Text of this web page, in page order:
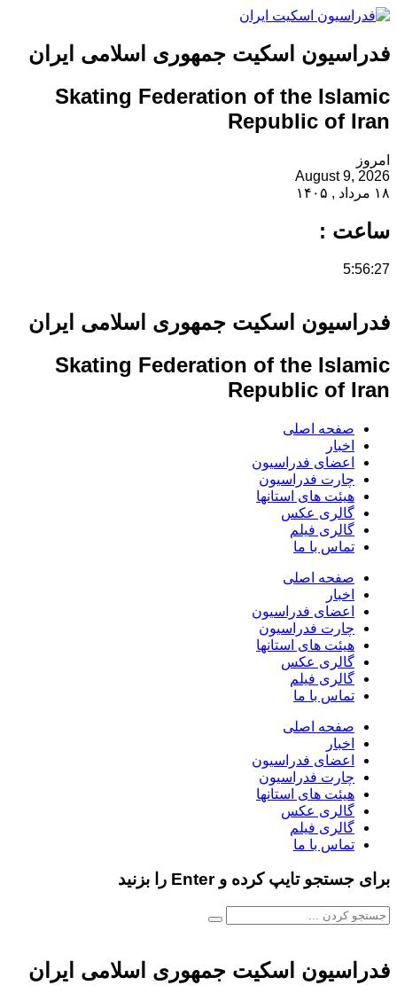
فدراسیون اسکیت جمهوری اسلامی ایران
Skating Federation of the Islamic
Republic of Iran
امروز
August 9, 2026
۱۸ مرداد , ۱۴۰۵
ساعت :
5:56:28
فدراسیون اسکیت جمهوری اسلامی ایران
Skating Federation of the Islamic
Republic of Iran
صفحه اصلی
اخبار
اعضای فدراسیون
چارت فدراسیون
هیئت های استانها
گالری عکس
گالری فیلم
تماس با ما
صفحه اصلی
اخبار
اعضای فدراسیون
چارت فدراسیون
هیئت های استانها
گالری عکس
گالری فیلم
تماس با ما
صفحه اصلی
اخبار
اعضای فدراسیون
چارت فدراسیون
هیئت های استانها
گالری عکس
گالری فیلم
تماس با ما
برای جستجو تایپ کرده و Enter را بزنید
فدراسیون اسکیت جمهوری اسلامی ایران